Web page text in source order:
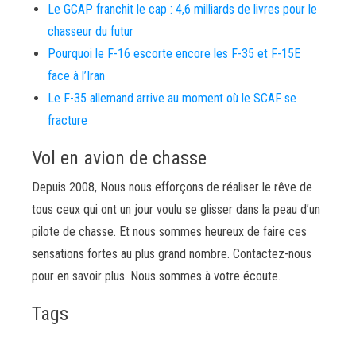
Le GCAP franchit le cap : 4,6 milliards de livres pour le
chasseur du futur
Pourquoi le F-16 escorte encore les F-35 et F-15E
face à l’Iran
Le F-35 allemand arrive au moment où le SCAF se
fracture
Vol en avion de chasse
Depuis 2008, Nous nous efforçons de réaliser le rêve de
tous ceux qui ont un jour voulu se glisser dans la peau d’un
pilote de chasse. Et nous sommes heureux de faire ces
sensations fortes au plus grand nombre. Contactez-nous
pour en savoir plus. Nous sommes à votre écoute.
Tags